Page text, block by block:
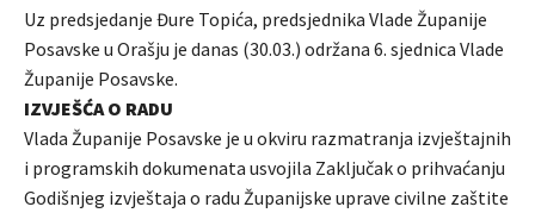
Uz predsjedanje Đure Topića, predsjednika Vlade Županije
Posavske u Orašju je danas (30.03.) održana 6. sjednica Vlade
Županije Posavske.
IZVJEŠĆA O RADU
Vlada Županije Posavske je u okviru razmatranja izvještajnih
i programskih dokumenata usvojila Zaključak o prihvaćanju
Godišnjeg izvještaja o radu Županijske uprave civilne zaštite